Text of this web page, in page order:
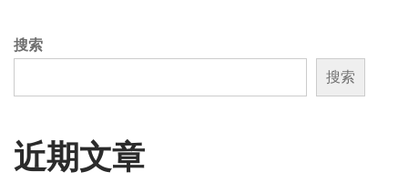
3
搜索
搜索
近期文章